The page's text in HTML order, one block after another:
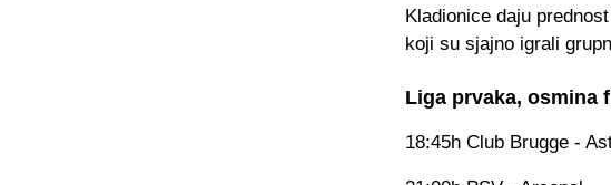
Kladionice daju
koji su sjajno igrali
Liga prvaka, osmina
18:45h Club Brugge -